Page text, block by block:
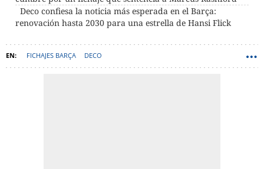
Deco confiesa la noticia más esperada en el Barça:
renovación hasta 2030 para una estrella de Hansi Flick
FICHAJES BARÇA DECO